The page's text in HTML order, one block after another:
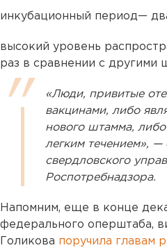
инкубационный период—
высокий уровень
раз в сравнении с другими
«Люди, привитые
вакцинами, либо
нового штамма,
легким течением», —
свердловского
Роспотребнадзора.
Напомним, еще в конце
федерального оперштаба,
Голикова поручила главам